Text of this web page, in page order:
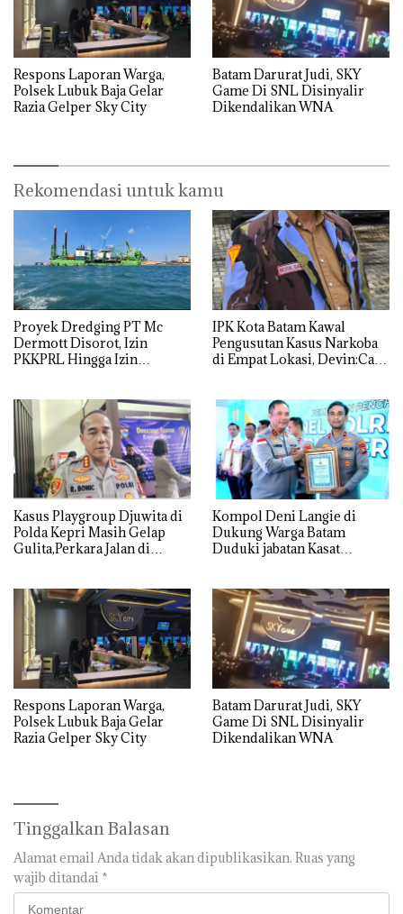
Respons Laporan Warga,
Polsek Lubuk Baja Gelar
Razia Gelper Sky City
Batam Darurat Judi, SKY
Game Di SNL Disinyalir
Dikendalikan WNA
Rekomendasi untuk kamu
Proyek Dredging PT Mc
Dermott Disorot, Izin
PKKPRL Hingga Izin
IPK Kota Batam Kawal
Pengusutan Kasus Narkoba
di Empat Lokasi, Devin:Cari
Kasus Playgroup Djuwita di
Polda Kepri Masih Gelap
Gulita,Perkara Jalan di
Kompol Deni Langie di
Dukung Warga Batam
Duduki jabatan Kasat
Respons Laporan Warga,
Polsek Lubuk Baja Gelar
Razia Gelper Sky City
Batam Darurat Judi, SKY
Game Di SNL Disinyalir
Dikendalikan WNA
Tinggalkan Balasan
Alamat email Anda tidak akan dipublikasikan. Ruas yang
wajib ditandai *